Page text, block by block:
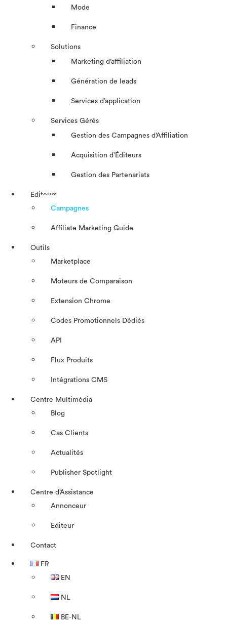
Mode
Finance
Solutions
Marketing d’affiliation
Génération de leads
Services d’application
Services Gérés
Gestion des Campagnes d’Affiliation​
Acquisition d’Éditeurs
Gestion des Partenariats
Éditeurs
Campagnes
Affiliate Marketing Guide
Outils
Marketplace
Moteurs de Comparaison
Extension Chrome
Codes Promotionnels Dédiés
API
Flux Produits
Intégrations CMS
Centre Multimédia
Blog
Cas Clients
Actualités
Publisher Spotlight
Centre d’Assistance
Annonceur
Éditeur
Contact
FR
EN
NL
BE-NL